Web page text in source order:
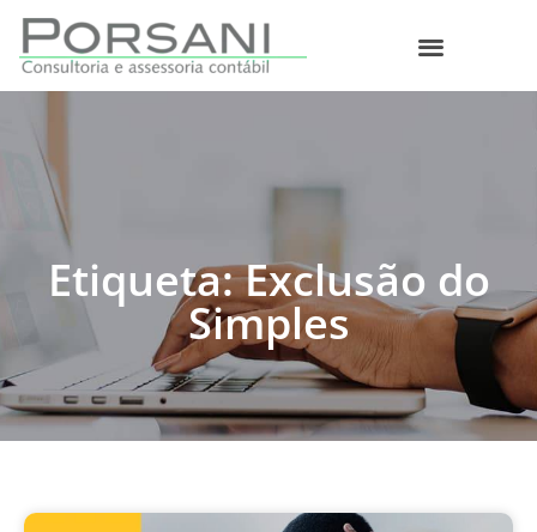
Etiqueta: Exclusão do
Simples